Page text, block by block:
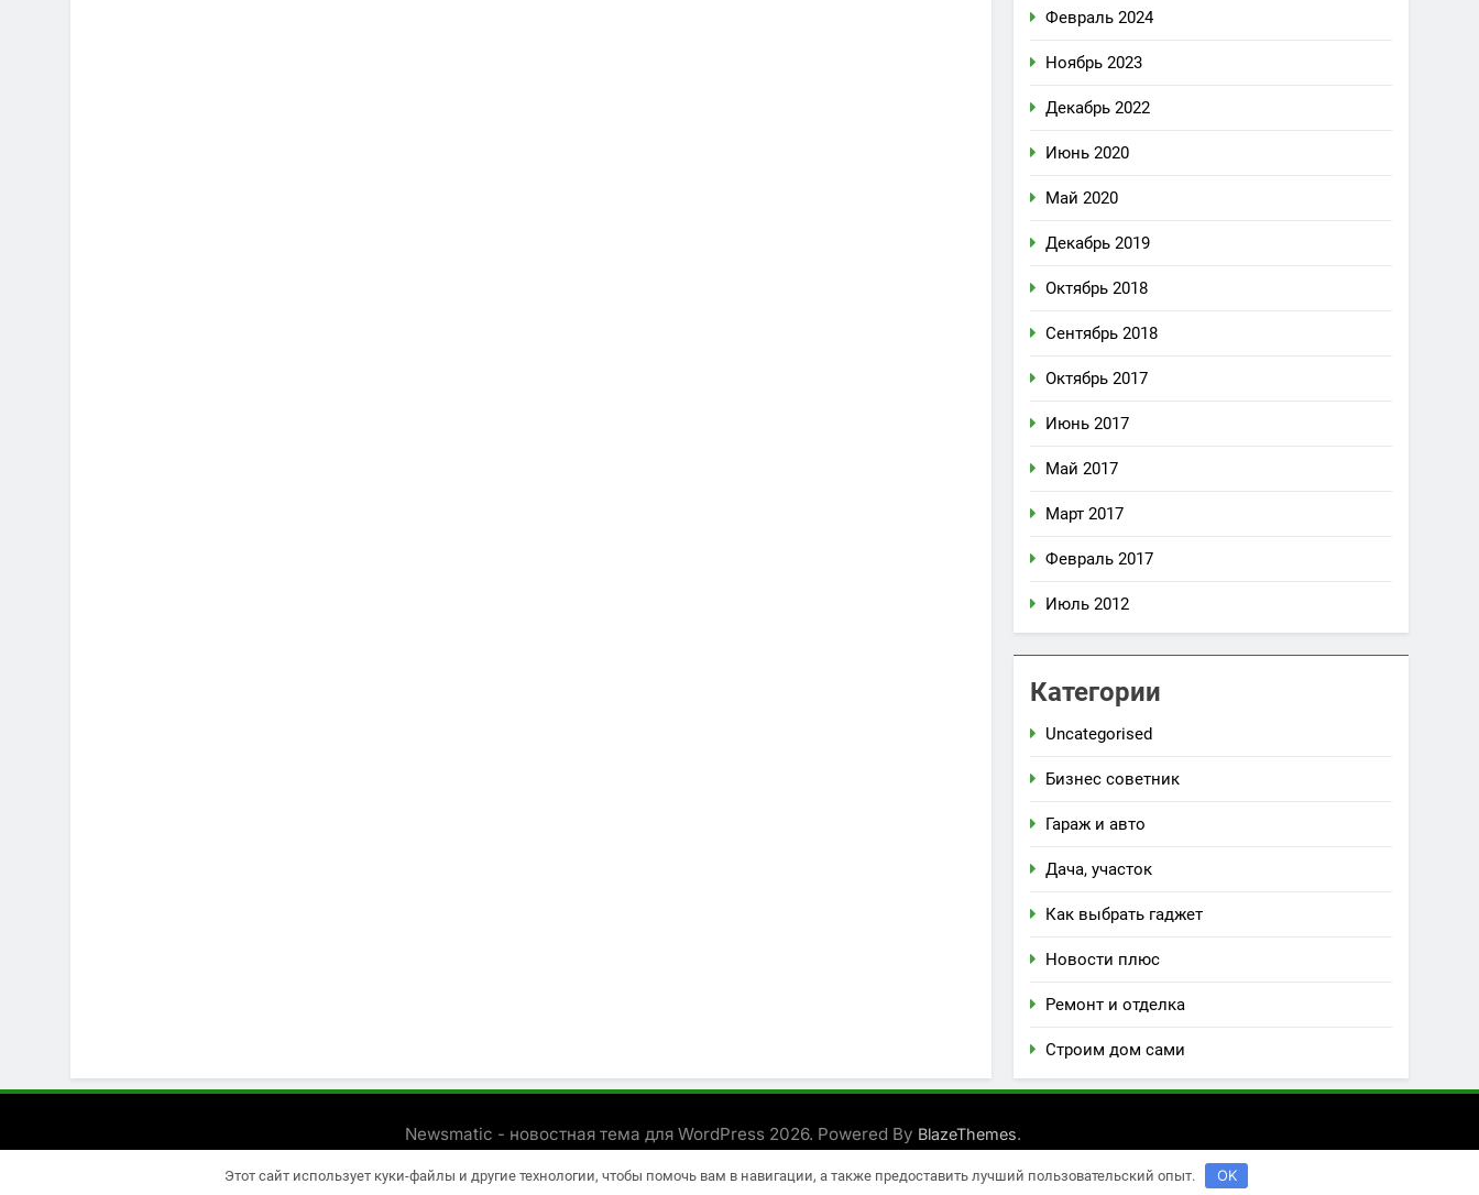
Февраль 2024
Ноябрь 2023
Декабрь 2022
Июнь 2020
Май 2020
Декабрь 2019
Октябрь 2018
Сентябрь 2018
Октябрь 2017
Июнь 2017
Май 2017
Март 2017
Февраль 2017
Июль 2012
Категории
Uncategorised
Бизнес советник
Гараж и авто
Дача, участок
Как выбрать гаджет
Новости плюс
Ремонт и отделка
Строим дом сами
Newsmatic - новостная тема для WordPress 2026. Powered By BlazeThemes.
Этот сайт использует куки-файлы и другие технологии, чтобы помочь вам в навигации, а также предоставить лучший пользовательский опыт. OK